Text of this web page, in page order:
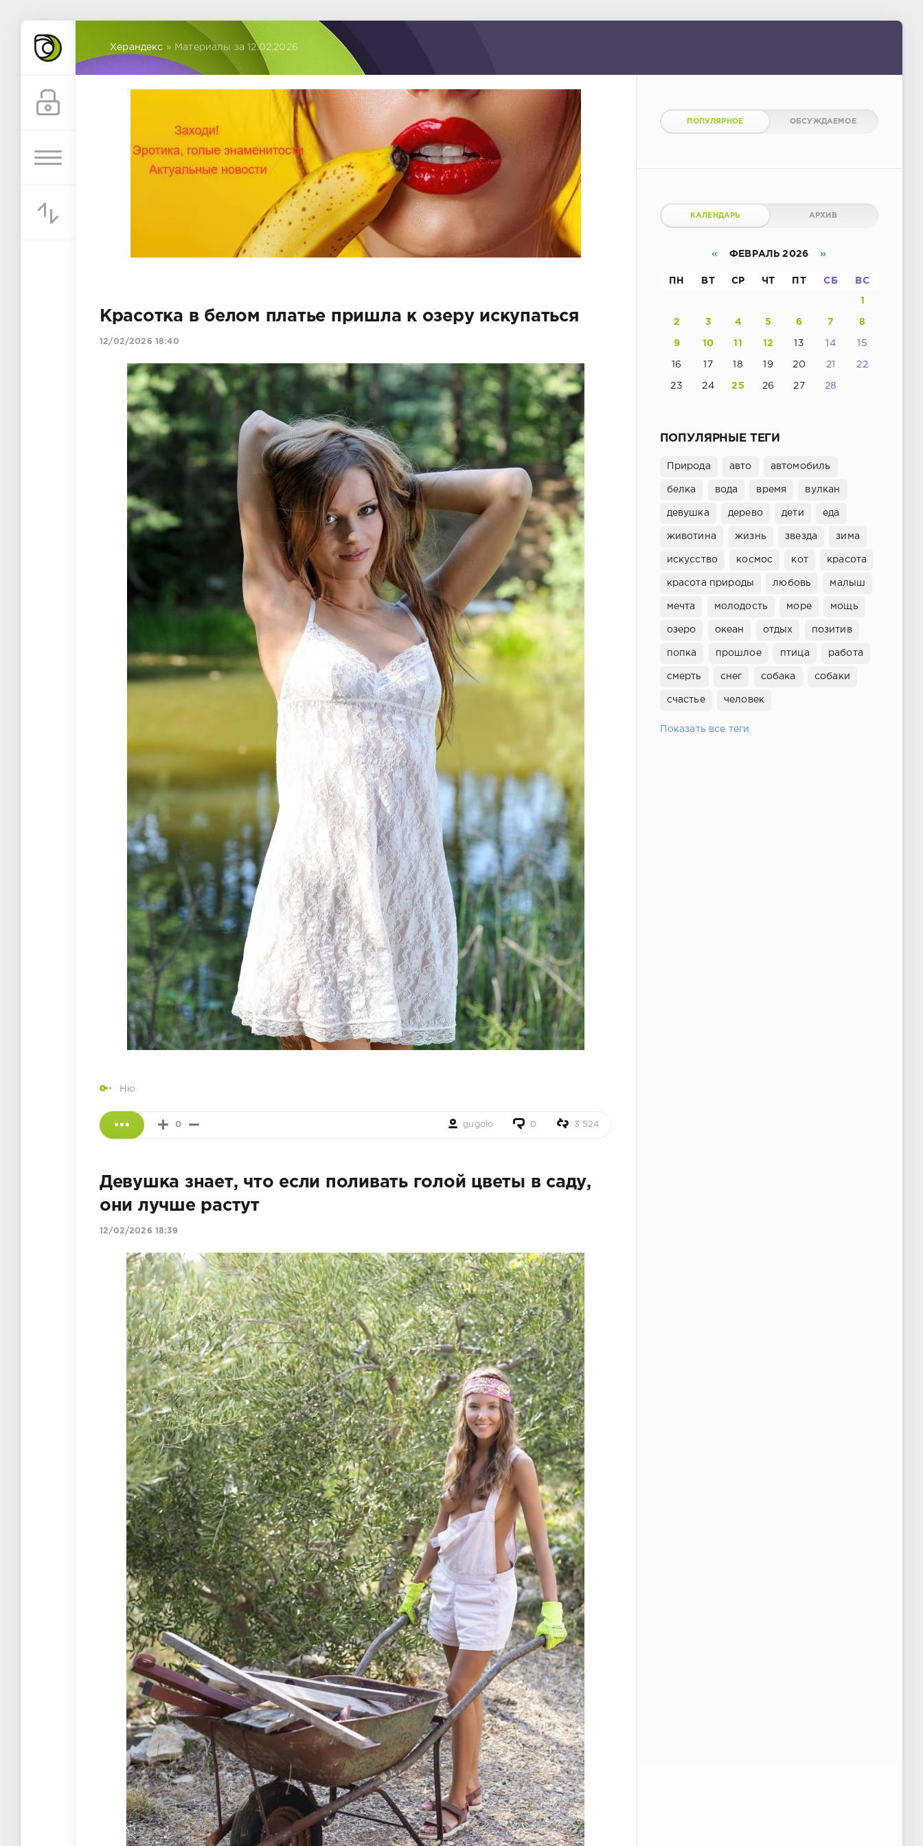
Херандекс » Материалы за 12.02.2026
Красотка в белом платье пришла к озеру искупаться
12/02/2026 18:40
Ню
0 gugolo 0 3 524
Девушка знает, что если поливать голой цветы в саду,
они лучше растут
12/02/2026 18:39
ПОПУЛЯРНОЕ ОБСУЖДАЕМОЕ
КАЛЕНДАРЬ АРХИВ
« ФЕВРАЛЬ 2026 »
ПН ВТ СР ЧТ ПТ СБ ВС
1
2 3 4 5 6 7 8
9 10 11 12 13 14 15
16 17 18 19 20 21 22
23 24 25 26 27 28
ПОПУЛЯРНЫЕ ТЕГИ
Природа авто автомобиль
белка вода время вулкан
девушка дерево дети еда
животина жизнь звезда зима
искусство космос кот красота
красота природы любовь малыш
мечта молодость море мощь
озеро океан отдых позитив
попка прошлое птица работа
смерть снег собака собаки
счастье человек
Показать все теги